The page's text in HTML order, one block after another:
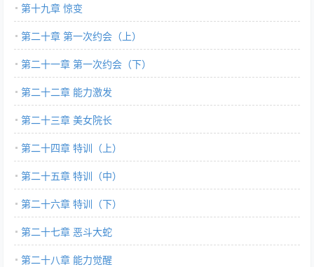
第十九章 惊变
第二十章 第一次约会（上）
第二十一章 第一次约会（下）
第二十二章 能力激发
第二十三章 美女院长
第二十四章 特训（上）
第二十五章 特训（中）
第二十六章 特训（下）
第二十七章 恶斗大蛇
第二十八章 能力觉醒